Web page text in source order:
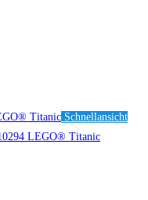
Schnellansicht